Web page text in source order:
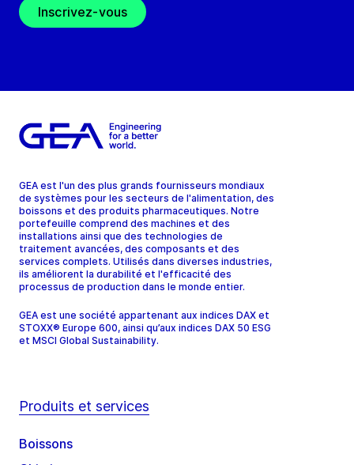
Inscrivez-vous
GEA est l'un des plus grands fournisseurs mondiaux
de systèmes pour les secteurs de l'alimentation, des
boissons et des produits pharmaceutiques. Notre
portefeuille comprend des machines et des
installations ainsi que des technologies de
traitement avancées, des composants et des
services complets. Utilisés dans diverses industries,
ils améliorent la durabilité et l'efficacité des
processus de production dans le monde entier.
GEA est une société appartenant aux indices DAX et
STOXX® Europe 600, ainsi qu’aux indices DAX 50 ESG
et MSCI Global Sustainability.
Produits et services
Boissons